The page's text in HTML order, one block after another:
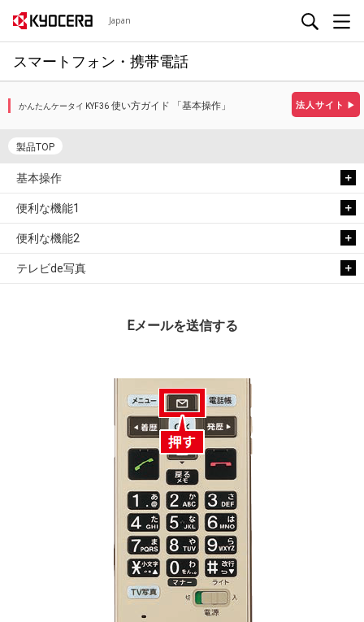
Japan
スマートフォン・携帯電話
法人サイト ▶
かんたんケータイ KYF36 使い方ガイド 「基本操作」
製品TOP
基本操作
便利な機能1
便利な機能2
テレビde写真
Eメールを送信する